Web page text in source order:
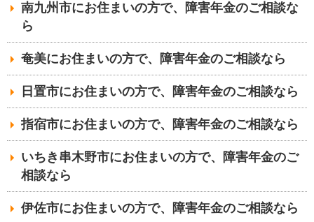
南九州市にお住まいの方で、障害年金のご相談な
ら
奄美にお住まいの方で、障害年金のご相談なら
日置市にお住まいの方で、障害年金のご相談なら
指宿市にお住まいの方で、障害年金のご相談なら
いちき串木野市にお住まいの方で、障害年金のご
相談なら
伊佐市にお住まいの方で、障害年金のご相談なら